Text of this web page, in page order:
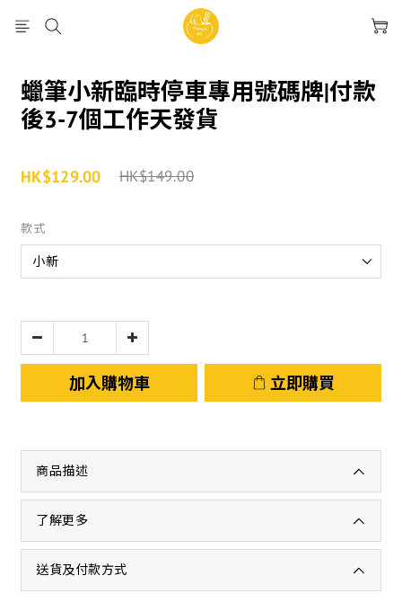
蠟筆小新臨時停車專用號碼牌|付款
後3-7個工作天發貨
HK$129.00 HK$149.00
款式
加入購物車 立即購買
商品描述
了解更多
送貨及付款方式